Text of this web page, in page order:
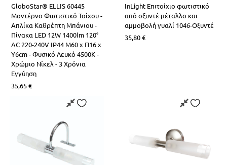
GloboStar® ELLIS 60445
Μοντέρνο Φωτιστικό Τοίχου -
Απλίκα Καθρέπτη Μπάνιου -
Πίνακα LED 12W 1400lm 120°
AC 220-240V IP44 Μ60 x Π16 x
Υ6cm - Φυσικό Λευκό 4500K -
Χρώμιο Νίκελ - 3 Χρόνια
Εγγύηση
35,65€
InLight Επιτοίχιο φωτιστικό
από οξυντέ μέταλλο και
αμμοβολή γυαλί 1046-Οξυντέ
35,80€